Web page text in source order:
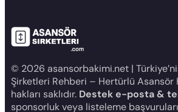
© 2026 asansorbakimi.net |
Şirketleri Rehberi – Hertürlü Asansör
hakları saklıdır. Destek e-posta &
sponsorluk veya listeleme başvuruları